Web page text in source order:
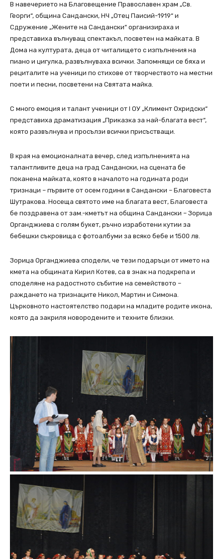
В навечерието на Благовещение Православен храм „Св.
Георги“, община Сандански, НЧ „Отец Паисий-1919“ и
Сдружение „Жените на Сандански“ организираха и
представиха вълнуващ спектакъл, посветен на майката. В
Дома на културата, деца от читалището с изпълнения на
пиано и цигулка, развълнуваха всички. Запомнящи се бяха и
рециталите на ученици по стихове от творчеството на местни
поети и песни, посветени на Святата майка.
С много емоция и талант ученици от I ОУ „Климент Охридски“
представиха драматизация „Приказка за най-благата вест“,
която развълнува и просълзи всички присъстващи.
В края на емоционалната вечер, след изпълненията на
талантливите деца на град Сандански, на сцената бе
поканена майката, която в началото на годината роди
тризнаци – първите от осем години в Сандански – Благовеста
Шутракова. Носеща святото име на благата вест, Благовеста
бе поздравена от зам.-кметът на община Сандански – Зорица
Органджиева с голям букет, ръчно изработени кутии за
бебешки съкровища с фотоалбуми за всяко бебе и 1500 лв.
Зорица Органджиева сподели, че тези подаръци от името на
кмета на общината Кирил Котев, са в знак на подкрепа и
споделяне на радостното събитие на семейството –
раждането на тризнаците Никол, Мартин и Симона.
Църковното настоятелство подари на младите родите икона,
която да закриля новородените и техните близки.